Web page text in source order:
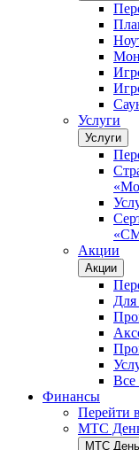
Услуги
Услуги
Акции
Акции
Для
Все
Финансы
Перейти
МТС
МТС